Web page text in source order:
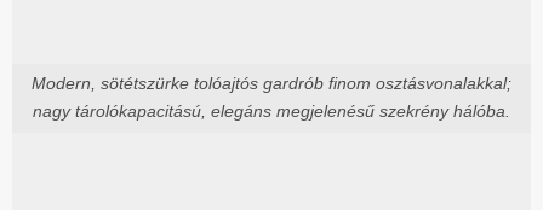
Modern, sötétszürke tolóajtós gardrób finom osztásvonalakkal;
nagy tárolókapacitású, elegáns megjelenésű szekrény hálóba.